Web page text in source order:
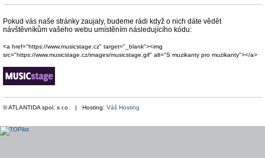
Pokud vás naše stránky zaujaly, budeme rádi když o nich dáte vědět
návštěvníkům vašeho webu umístěním následujícího kódu:
<a href="https://www.musicstage.cz" target="_blank"><img
src="https://www.musicstage.cz/images/musicstage.gif" alt="S muzikanty pro muzikanty"></a>
© ATLANTIDA spol. s r.o. | Hosting: Váš Hosting